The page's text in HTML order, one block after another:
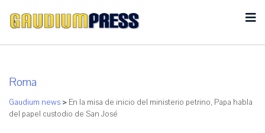
Roma
Gaudium news > En la misa de inicio del ministerio petrino, Papa habla
del papel custodio de San José